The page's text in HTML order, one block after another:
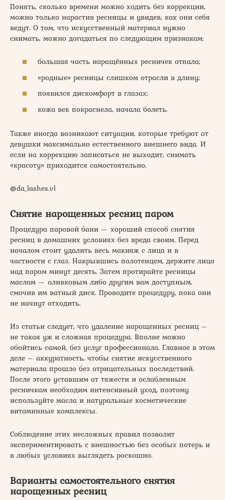
Понять, сколько времени можно ходить без коррекции,
можно только нарастив ресницы и увидев, как они себя
ведут. О том, что искусственный материал нужно
снимать, можно догадаться по следующим признакам:
большая часть наращённых ресничек отпала;
«родные» ресницы слишком отрасли в длину;
появился дискомфорт в глазах;
кожа век покраснела, начала болеть.
Также иногда возникают ситуации, которые требуют от
девушки максимально естественного внешнего вида. И
если на коррекцию записаться не выходит, снимать
«красоту» приходится самостоятельно.
@da_lashes.vl
Снятие нарощенных ресниц паром
Процедура паровой бани — хороший способ снятия
ресниц в домашних условиях без вреда своим. Перед
началом стоит удалить весь макияж с лица и в
частности с глаз. Накрывшись полотенцем, держите лицо
над паром минут десять. Затем протирайте ресницы
маслом — оливковым либо другим вам доступным,
смочив им ватный диск. Проводите процедуру, пока они
не начнут отходить.
Из статьи следует, что удаление нарощенных ресниц –
не такая уж и сложная процедура. Вполне можно
обойтись самой, без услуг профессионала. Главное в этом
деле – аккуратность, чтобы снятие искусственного
материала прошло без отрицательных последствий.
После этого уставшим от тяжести и ослабленным
ресничкам необходим интенсивный уход, поэтому
используйте масла и натуральные косметические
витаминные комплексы.
Соблюдение этих несложных правил позволит
экспериментировать с внешностью без особых потерь и
в любых условиях выглядеть роскошно.
Варианты самостоятельного снятия
нарощенных ресниц